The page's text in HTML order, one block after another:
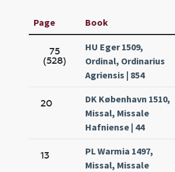
Page Book
75
(528)
HU Eger 1509,
Ordinal, Ordinarius
Agriensis | 854
20
DK København 1510,
Missal, Missale
Hafniense | 44
13
PL Warmia 1497,
Missal, Missale